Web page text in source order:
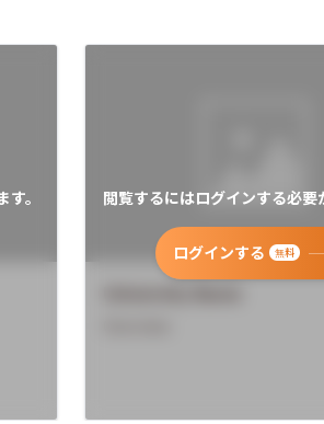
。 閲覧するにはログインする必要
ログインする 無料